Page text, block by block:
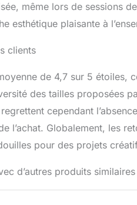
clients
même lors de sessions
esthétique plaisante à
clients
de 4,7 sur 5 étoiles,
des tailles proposées
cependant
l’achat. Globalement, les
pour des projets
d’autres produits similaires